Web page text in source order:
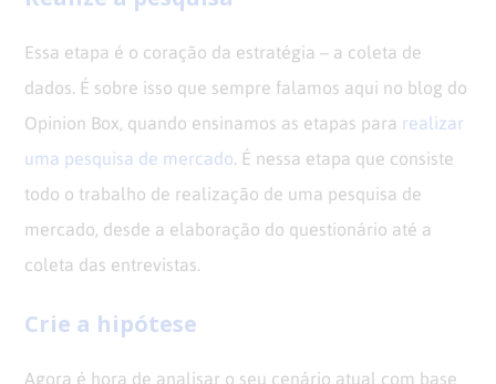
Essa etapa é o coração da estratégia – a coleta de
dados. É sobre isso que sempre falamos aqui no blog do
Opinion Box, quando ensinamos as etapas para realizar
uma pesquisa de mercado. É nessa etapa que consiste
todo o trabalho de realização de uma pesquisa de
mercado, desde a elaboração do questionário até a
coleta das entrevistas.
Crie a hipótese
Agora é hora de analisar o seu cenário atual com base